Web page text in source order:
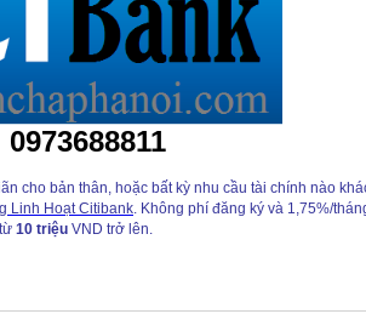
bản thân, hoặc bất kỳ nhu cầu tài chính nào
Linh Hoạt Citibank. Không phí đăng ký và 1,75%/
10 triệu VND trở lên.